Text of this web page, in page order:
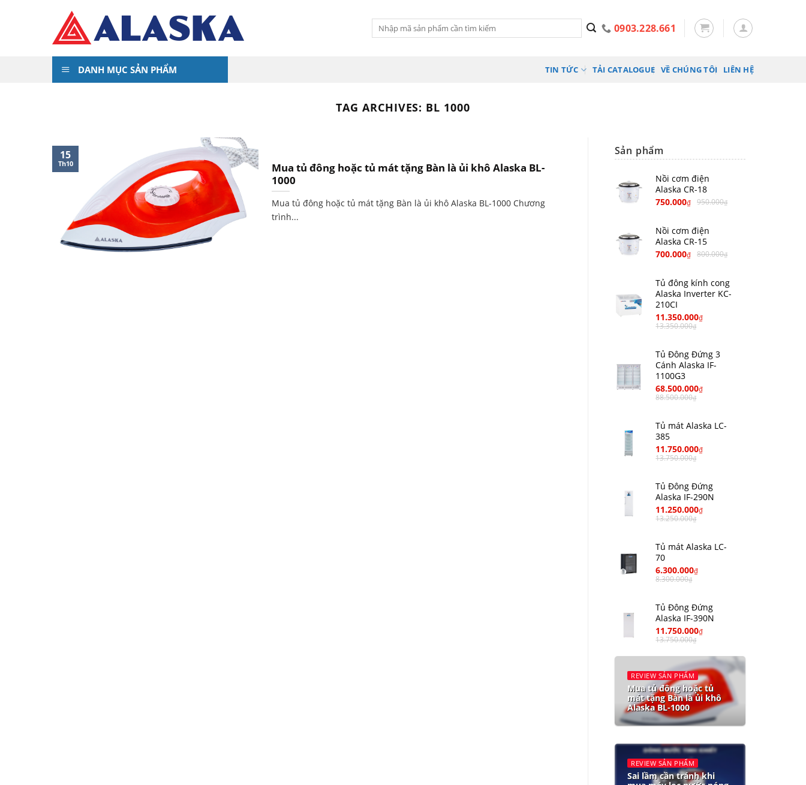
Tìm
kiếm:
0903.228.661
DANH MỤC SẢN PHẨM TIN TỨC TẢI CATALOGUE VỀ CHÚNG TÔI LIÊN HỆ
TAG ARCHIVES: BL 1000
Mua tủ đông hoặc tủ mát tặng Bàn là ủi khô Alaska BL-
1000
Mua tủ đông hoặc tủ mát tặng Bàn là ủi khô Alaska BL-1000 Chương
trình...
15
Th10
Sản phẩm
Nồi cơm điện
Alaska CR-18
750.000₫ 950.000₫
Nồi cơm điện
Alaska CR-15
700.000₫ 800.000₫
Tủ đông kính cong
Alaska Inverter KC-
210CI
11.350.000₫
13.350.000₫
Tủ Đông Đứng 3
Cánh Alaska IF-
1100G3
68.500.000₫
88.500.000₫
Tủ mát Alaska LC-
385
11.750.000₫
13.750.000₫
Tủ Đông Đứng
Alaska IF-290N
11.250.000₫
13.250.000₫
Tủ mát Alaska LC-
70
6.300.000₫
8.300.000₫
Tủ Đông Đứng
Alaska IF-390N
11.750.000₫
13.750.000₫
REVIEW SẢN PHẨM
Mua tủ đông hoặc tủ
mát tặng Bàn là ủi khô
Alaska BL-1000
REVIEW SẢN PHẨM
Sai lầm cần tránh khi